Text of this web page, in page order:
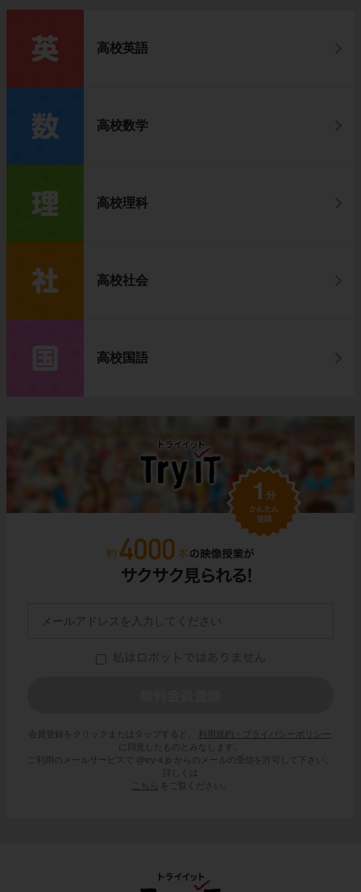
高校英語
高校数学
高校理科
高校社会
高校国語
会員登録をクリックまたはタップすると、
利用規約・プライバシーポリシー
に同意したものとみなします。
ご利用のメールサービスで @try-it.jp からのメールの受信を許可して下さい。
詳しくは
こちら
をご覧ください。